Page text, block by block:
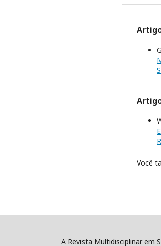
Você
A Revista Multidisciplinar em